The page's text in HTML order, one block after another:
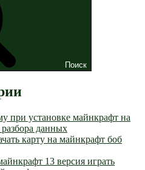
Поиск
при установке майнкрафт на
данных
карту на майнкрафт боб
13 версия играть